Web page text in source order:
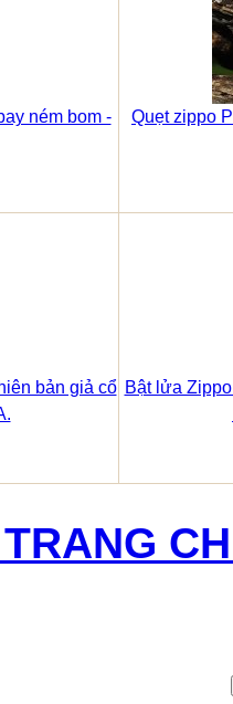
ném bom -
Quẹt zippo
bản giả cổ Bật lửa